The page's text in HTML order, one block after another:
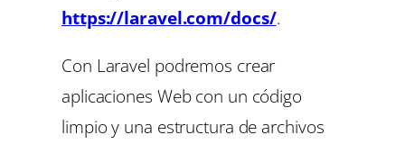
https://laravel.com/docs/.
Con Laravel podremos crear
aplicaciones Web con un código
limpio y una estructura de archivos